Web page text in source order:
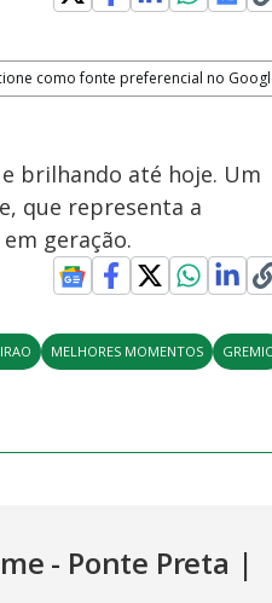
como fonte preferencial no
brilhando até hoje. Um
que representa a
geração.
MELHORES MOMENTOS
- Ponte Preta |